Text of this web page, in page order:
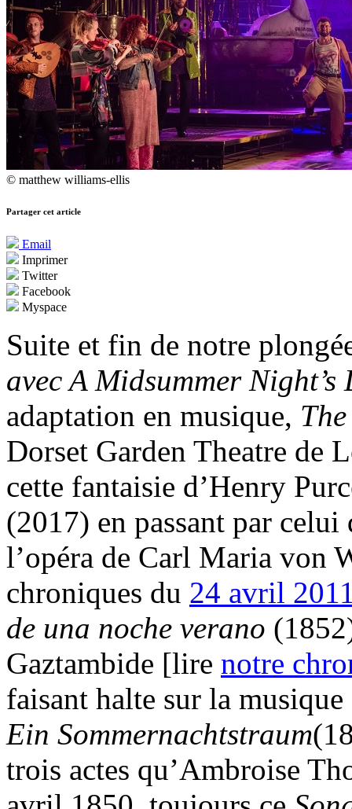
© matthew williams-ellis
Partager cet article
Email
Imprimer
Twitter
Facebook
Myspace
Suite et fin de notre
avec A Midsummer
adaptation en musique,
Dorset Garden Theatre de
cette fantaisie d’Henry
(2017) en passant par
l’opéra de Carl Maria von
chroniques du 24 avril
de una noche verano
Gaztambide [lire notre
faisant halte sur la
Ein Sommernachtstraum
trois actes qu’Ambroise